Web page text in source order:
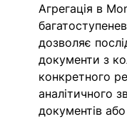
Агрегація в
дозволяє
документи з
конкретного
аналітичного
документів